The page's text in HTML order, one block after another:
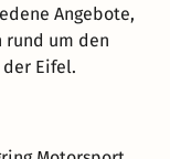
Angebote,
um den
Eifel.